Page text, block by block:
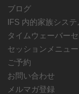
ブログ
IFS 内的家族シス
タイムウェーバー
セッションメニュー
ご予約
お問い合わせ
メルマガ登録